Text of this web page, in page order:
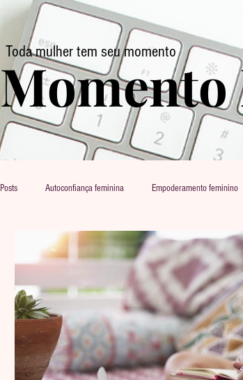
Toda mulher tem seu momento
Posts Autoconfiança feminina Empoderamento feminino
Relacionamentos e vida conjugal Autocuidado